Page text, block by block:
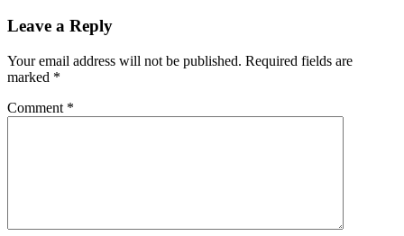
Leave a Reply
Your email address will not be published. Required fields are
marked *
Comment *